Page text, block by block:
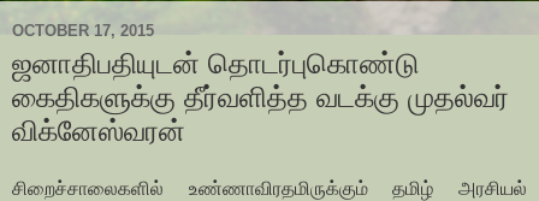
OCTOBER 17, 2015
ஜனாதிபதியுடன் தொடர்புகொண்டு
கைதிகளுக்கு தீர்வளித்த வடக்கு முதல்வர்
விக்னேஸ்வரன்
சிறைச்சாலைகளில் உண்ணாவிரதமிருக்கும் தமிழ் அரசியல்